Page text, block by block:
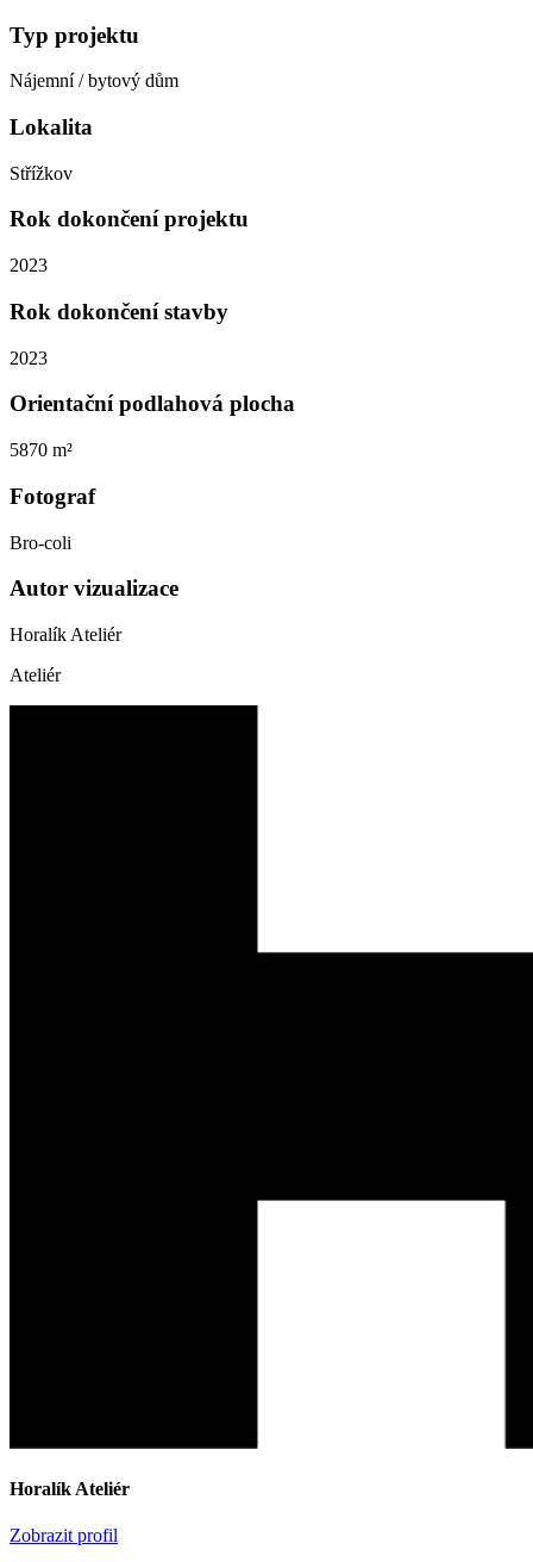
Typ projektu
Nájemní / bytový dům
Lokalita
Střížkov
Rok dokončení projektu
2023
Rok dokončení stavby
2023
Orientační podlahová plocha
5870 m²
Fotograf
Bro-coli
Autor vizualizace
Horalík Ateliér
Ateliér
Horalík Ateliér
Zobrazit profil